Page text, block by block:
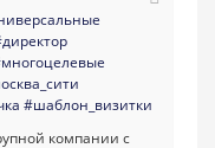
#шаблон_визитки